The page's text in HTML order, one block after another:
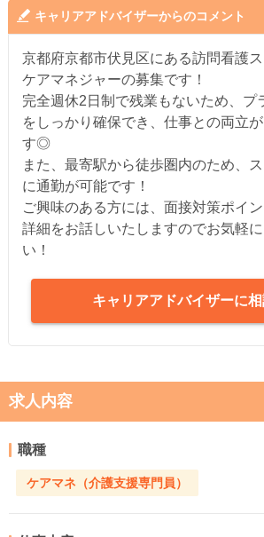
キャリアアドバイザーからのコメント
京都府京都市伏見区にある訪問看護
ケアマネジャーの募集です！
完全週休2日制で残業もないため、プ
をしっかり確保でき、仕事との両立
す◎
また、最寄駅から徒歩圏内のため、
に通勤が可能です！
ご興味のある方には、面接対策ポイ
詳細をお話しいたしますのでお気軽
い！
キャリアアドバイザーに
求人内容
職種
ケアマネ（介護支援専門員）